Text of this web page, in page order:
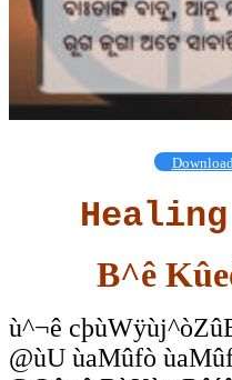
B^ê
ù^¬ê
@ùU ùaMûfò